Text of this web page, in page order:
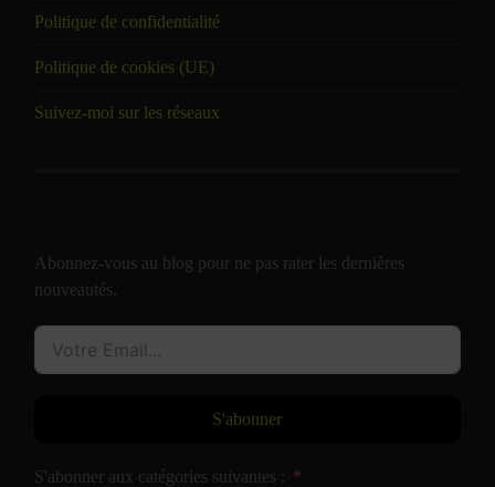
Politique de confidentialité
Politique de cookies (UE)
Suivez-moi sur les réseaux
Abonnez-vous au blog pour ne pas rater les dernières
nouveautés.
S'abonner
S'abonner aux catégories suivantes :